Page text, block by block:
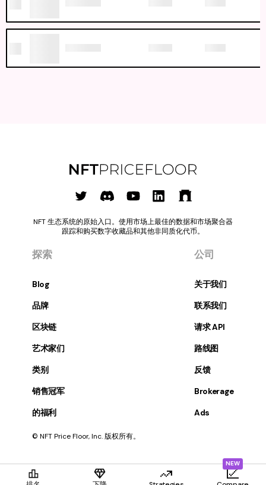
NEW
NFT 生态系统的原始入口。使用市场上最佳的数据和市场聚合器
跟踪和购买数字收藏品和其他非同质化代币。
探索
Blog
品牌
区块链
艺术家们
类别
销售冠军
的福利
公司
关于我们
联系我们
请求 API
路线图
反馈
Brokerage
Ads
© NFT Price Floor, Inc. 版权所有。